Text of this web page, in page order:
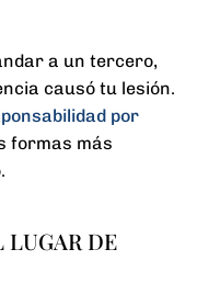
a un tercero,
causó tu lesión.
por
formas más
LUGAR DE